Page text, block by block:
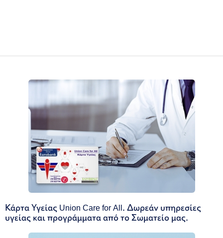
Κάρτα Υγείας Union Care for All. Δωρεάν υπηρεσίες
υγείας και προγράμματα από το Σωματείο μας.